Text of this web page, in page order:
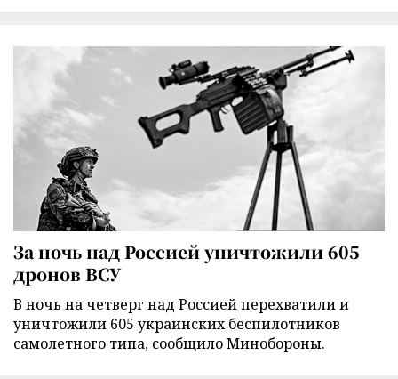
За ночь над Россией уничтожили 605
дронов ВСУ
В ночь на четверг над Россией перехватили и
уничтожили 605 украинских беспилотников
самолетного типа, сообщило Минобороны.